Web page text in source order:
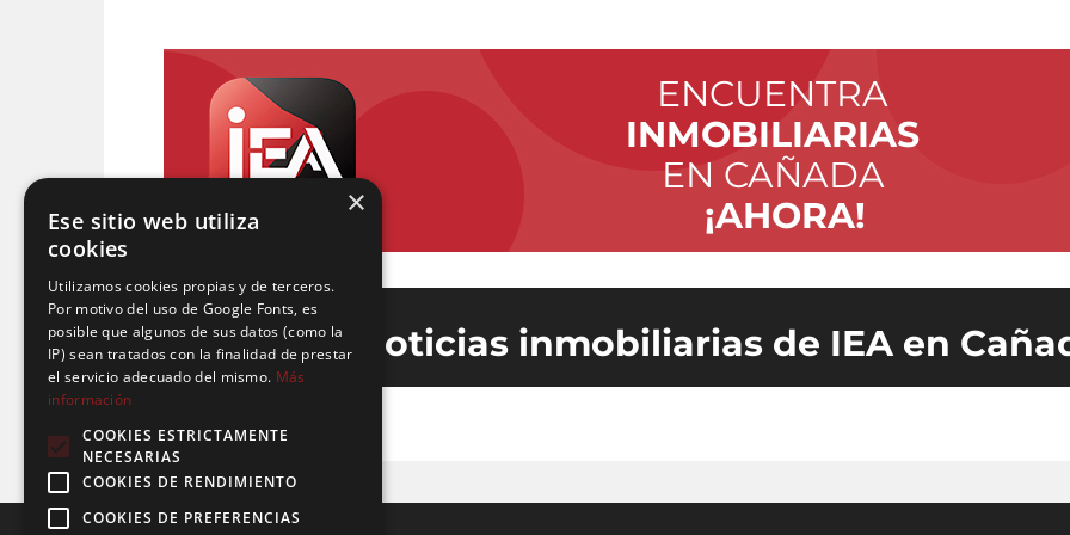
ENCUENTRA
INMOBILIARIAS
EN CAÑADA
¡AHORA!
Últimas noticias inmobiliarias de IEA en
×
Ese sitio web utiliza
cookies
Utilizamos cookies propias y de terceros.
Por motivo del uso de Google Fonts, es
posible que algunos de sus datos (como la
IP) sean tratados con la finalidad de prestar
el servicio adecuado del mismo. Más
información
COOKIES ESTRICTAMENTE
NECESARIAS
COOKIES DE RENDIMIENTO
COOKIES DE PREFERENCIAS